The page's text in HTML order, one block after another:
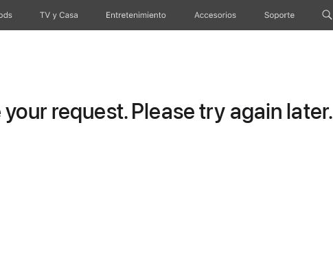
TV & Casa Entretenimiento Accesorios Soporte
request. Please try again later.